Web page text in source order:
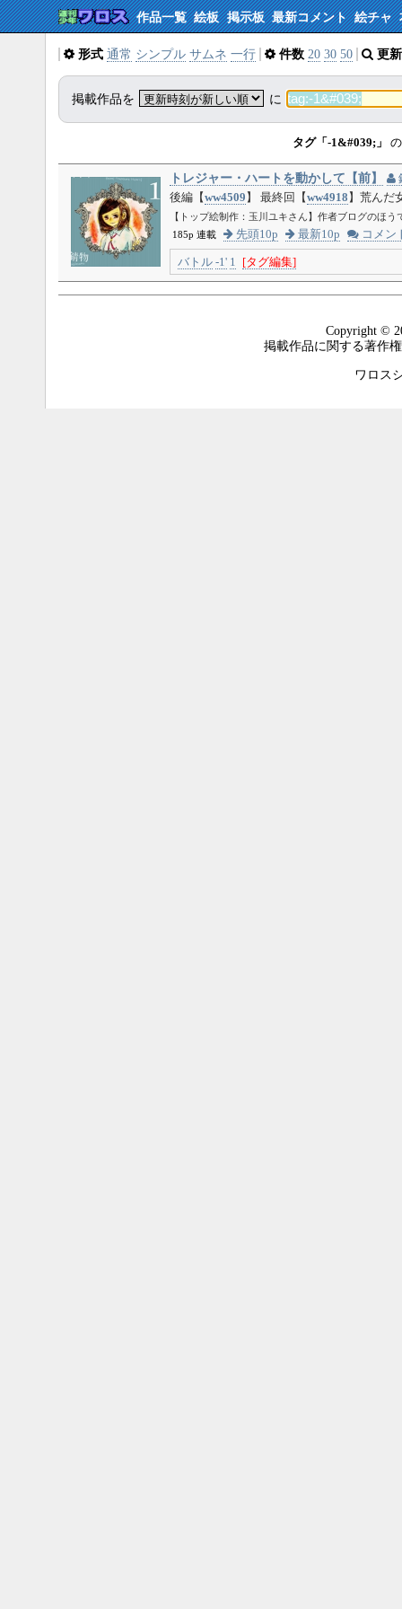
作品一覧 絵板 掲示板 最新コメント 絵チャ
形式 通常 シンプル サムネ 一行 件数 20 30 50 更
掲載作品を に
タグ「-1&#039;」
トレジャー・ハートを動かして【前】
後編【ww4509 】 最終回【ww4918 】荒んだ
【トップ絵制作：玉川ユキさん】作者ブログのほ
185p 連載
先頭10p 最新10p コメン
バトル -1' 1 [タグ編集]
Copyright ©
掲載作品に関する著作
ワロス